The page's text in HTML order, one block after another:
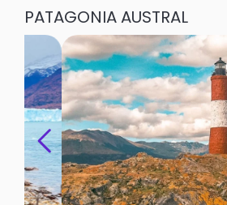
PATAGONIA AUSTRAL